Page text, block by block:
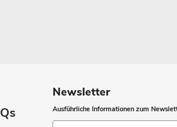
Newsletter
Ausführliche Informationen zum